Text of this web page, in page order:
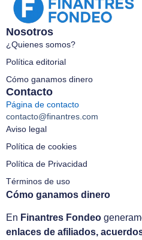
Nosotros
¿Quienes somos?
Política editorial
Cómo ganamos dinero
Contacto
Página de contacto
contacto@finantres.com
Aviso legal
Política de cookies
Política de Privacidad
Términos de uso
Cómo ganamos dinero
En Finantres Fondeo
enlaces de afiliados,